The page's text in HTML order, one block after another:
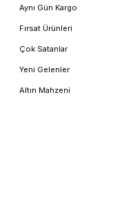
Aynı Gün Kargo
Fırsat Ürünleri
Çok Satanlar
Yeni Gelenler
Altın Mahzeni